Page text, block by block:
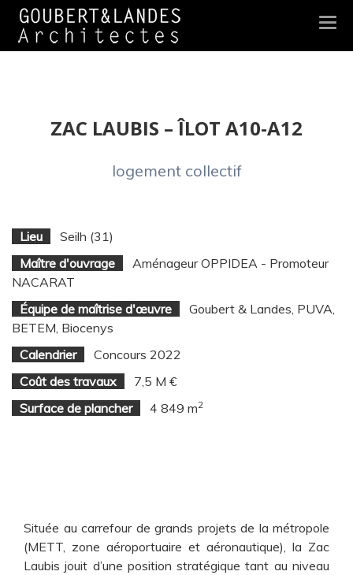
ZAC LAUBIS – ÎLOT A10-A12
logement collectif
Lieu
Seilh (31)
Maître d'ouvrage
Aménageur OPPIDEA - Promoteur
NACARAT
Équipe de maîtrise d'œuvre
Goubert & Landes, PUVA,
BETEM, Biocenys
Calendrier
Concours 2022
Coût des travaux
7,5 M €
Surface de plancher
4 849 m2
Située au carrefour de grands projets de la métropole
(METT, zone aéroportuaire et aéronautique), la Zac
Laubis jouit d’une position stratégique tant au niveau